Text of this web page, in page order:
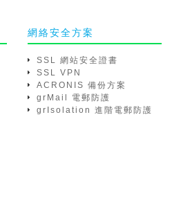
網絡安全方案
SSL 網站安全證書
SSL VPN
ACRONIS 備份方案
grMail 電郵防護
grIsolation 進階電郵防護